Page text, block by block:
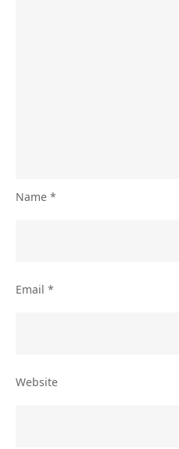
Name *
Email *
Website